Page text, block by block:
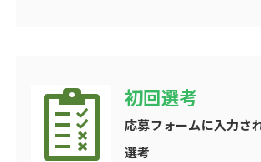
初回選考
応募フォームに入力さ
選考